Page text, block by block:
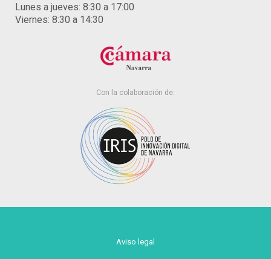
Lunes a jueves: 8:30 a 17:00
Viernes: 8:30 a 14:30
Con la colaboración de:
Aviso legal